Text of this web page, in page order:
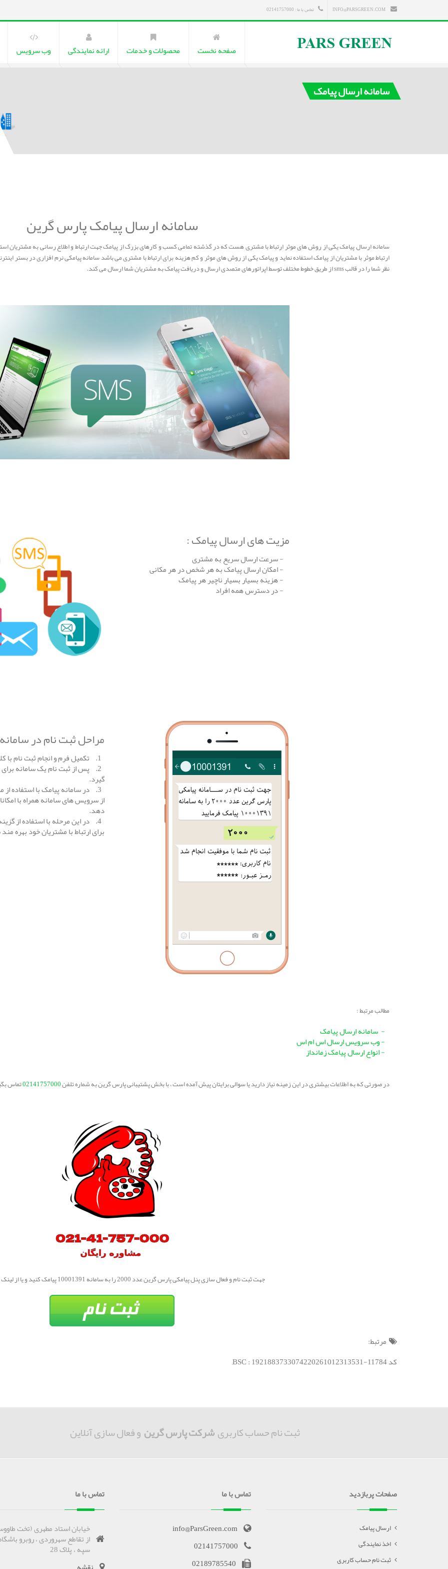
تماس با ما : 02141757000
صفحه نخست محصولات و خدمات ارائه نمایندگی وب سرویس
سامانه ارسال پیامک
سامانه ارسال پیامک پارس گرین
سامانه ارسال پیامک یکی از روش های موثر ارتباط با مشتری هست که در گذشته تمامی کسب و کارهای بزرگ از پیامک جهت ارتباط و اطلاع رسانی به مشتریان
ارتباط موثر با مشتریان از پیامک استفاده نماید و پیامک یکی از روش های موثر و کم هزینه برای ارتباط با مشتری می باشد سامانه پیامکی نرم افزاری در بستر
نظر شما را در قالب sms از طریق خطوط مختلف توسط اپراتورهای متصدی ارسال و دریافت پیامک به مشتریان شما ارسال می کند.
مزیت های ارسال پیامک :
- سرعت ارسال سریع به مشتری
- امکان ارسال پیامک به هر شخص در هر مکانی
- هزینه بسیار بسیار ناچیر هر پیامک
- در دسترس همه افراد
مراحل ثبت نام در
2. پس از ثبت نام یک سامانه برای
گیرد.
3. در سامانه پیامک با استفاده
از سرویس های سامانه همراه با
دهد.
4. در این مرحله با استفاده از
برای ارتباط با مشتریان خود بهره
مطالب مرتبط :
- سامانه ارسال پیامک
-وب سرویس ارسال اس ام اس
- انواع ارسال پیامک زمانداز
در صورتی که به اطلاعات بیشتری در این زمینه نیاز دارید یا سوالی برایتان پیش آمده است ، با بخش پشتیبانی پارس گرین به شماره تلفن02141757000تماس
جهت ثبت نام و فعال سازی پنل پیامکی پارس گرین عدد 2000 را به سامانه 10001391 پیامک کنید و یا از لینک زیر اقدام نمایید:
مرتبط:
کد BSC : 1921883733074220261012313531-11784;
ثبت نام حساب کاربریشرکت پارس گرین و فعال سازی آنلاین
صفحات پربازدید
ارسال پیامک
اخذ نمایندگی
ثبت نام حساب کاربری
تماس با ما
info@ParsGreen.com
02141757000
02189785540
تماس با ما
خیابان استاد مطهری (تخت
از تقاطع سهروردی ، روبرو
سپه ، پلاک 28